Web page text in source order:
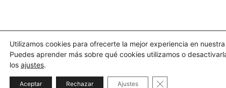
Utilizamos cookies para ofrecerte la mejor experiencia en
Puedes aprender más sobre qué cookies utilizamos o
los ajustes.
Aceptar Rechazar Ajustes Cerrar el banner de